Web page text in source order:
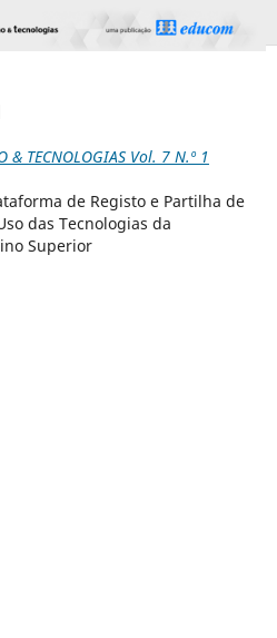
& TECNOLOGIAS Vol. 7 N.º 1
de Registo e Partilha de
das Tecnologias da
Superior